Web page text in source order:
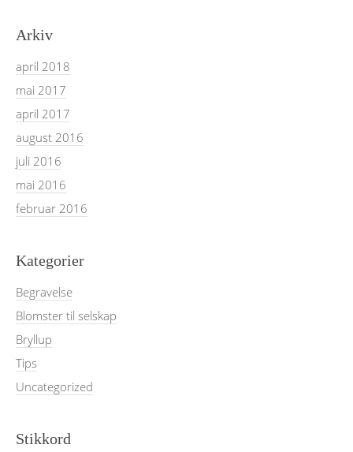
Arkiv
april 2018
mai 2017
april 2017
august 2016
juli 2016
mai 2016
februar 2016
Kategorier
Begravelse
Blomster til selskap
Bryllup
Tips
Uncategorized
Stikkord